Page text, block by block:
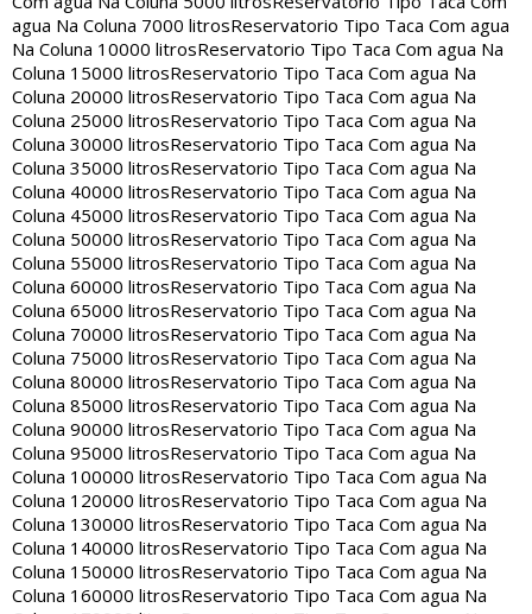
agua Na Coluna 7000 litrosReservatorio Tipo Taca Com agua
Na Coluna 10000 litrosReservatorio Tipo Taca Com agua Na
Coluna 15000 litrosReservatorio Tipo Taca Com agua Na
Coluna 20000 litrosReservatorio Tipo Taca Com agua Na
Coluna 25000 litrosReservatorio Tipo Taca Com agua Na
Coluna 30000 litrosReservatorio Tipo Taca Com agua Na
Coluna 35000 litrosReservatorio Tipo Taca Com agua Na
Coluna 40000 litrosReservatorio Tipo Taca Com agua Na
Coluna 45000 litrosReservatorio Tipo Taca Com agua Na
Coluna 50000 litrosReservatorio Tipo Taca Com agua Na
Coluna 55000 litrosReservatorio Tipo Taca Com agua Na
Coluna 60000 litrosReservatorio Tipo Taca Com agua Na
Coluna 65000 litrosReservatorio Tipo Taca Com agua Na
Coluna 70000 litrosReservatorio Tipo Taca Com agua Na
Coluna 75000 litrosReservatorio Tipo Taca Com agua Na
Coluna 80000 litrosReservatorio Tipo Taca Com agua Na
Coluna 85000 litrosReservatorio Tipo Taca Com agua Na
Coluna 90000 litrosReservatorio Tipo Taca Com agua Na
Coluna 95000 litrosReservatorio Tipo Taca Com agua Na
Coluna 100000 litrosReservatorio Tipo Taca Com agua Na
Coluna 120000 litrosReservatorio Tipo Taca Com agua Na
Coluna 130000 litrosReservatorio Tipo Taca Com agua Na
Coluna 140000 litrosReservatorio Tipo Taca Com agua Na
Coluna 150000 litrosReservatorio Tipo Taca Com agua Na
Coluna 160000 litrosReservatorio Tipo Taca Com agua Na